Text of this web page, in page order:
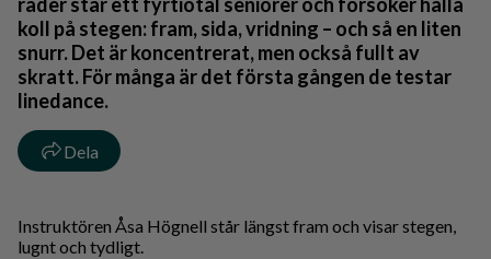
koll på stegen: fram, sida, vridning – och så en liten
snurr. Det är koncentrerat, men också fullt av
skratt. För många är det första gången de testar
linedance.
Dela
Instruktören Åsa Högnell står längst fram och visar stegen,
lugnt och tydligt.